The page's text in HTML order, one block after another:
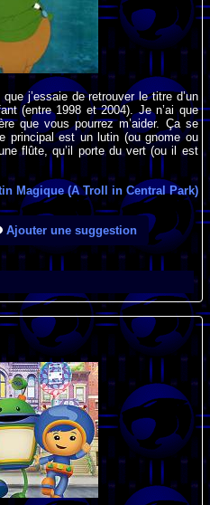
j’essaie de retrouver le titre d’un
(entre 1998 et 2004). Je n’ai que
que vous pourrez m’aider. Ça se
principal est un lutin (ou gnome ou
flûte, qu’il porte du vert (ou il est
Magique (A Troll in Central Park)
Ajouter une suggestion